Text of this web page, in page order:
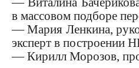
в массовом подборе
— Мария Ленкина,
эксперт в построении
— Кирилл Морозов,